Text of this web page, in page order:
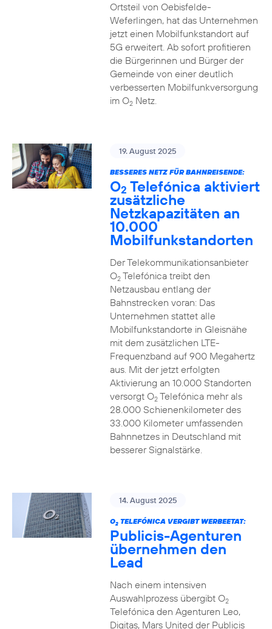
Ortsteil von Oebisfelde-
Weferlingen, hat das Unternehmen
jetzt einen Mobilfunkstandort auf
5G erweitert. Ab sofort profitieren
die Bürgerinnen und Bürger der
Gemeinde von einer deutlich
verbesserten Mobilfunkversorgung
im O2Netz.
19. August 2025
BESSERES NETZ FÜR BAHNREISENDE:
O2 Telefónica aktiviert
zusätzliche
Netzkapazitäten an
10.000
Mobilfunkstandorten
Der Telekommunikationsanbieter
O2Telefónica treibt den
Netzausbau entlang der
Bahnstrecken voran: Das
Unternehmen stattet alle
Mobilfunkstandorte in Gleisnähe
mit dem zusätzlichen LTE-
Frequenzband auf 900 Megahertz
aus. Mit der jetzt erfolgten
Aktivierung an 10.000 Standorten
versorgt O2Telefónica mehr als
28.000 Schienenkilometer des
33.000 Kilometer umfassenden
Bahnnetzes in Deutschland mit
besserer Signalstärke.
14. August 2025
O2TELEFÓNICA VERGIBT WERBEETAT:
Publicis-Agenturen
übernehmen den
Lead
Nach einem intensiven
Auswahlprozess übergibt O2
Telefónica den Agenturen Leo,
Digitas, Mars United der Publicis